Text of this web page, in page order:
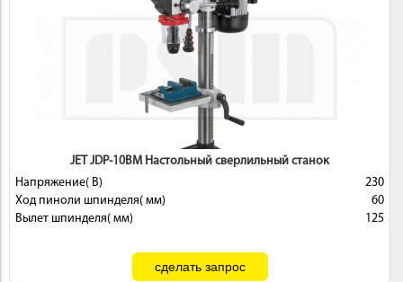
JET JDP-10BM Настольный сверлильный станок
Напряжение( В)
230
Ход пиноли шпинделя( мм)
60
Вылет шпинделя( мм)
125